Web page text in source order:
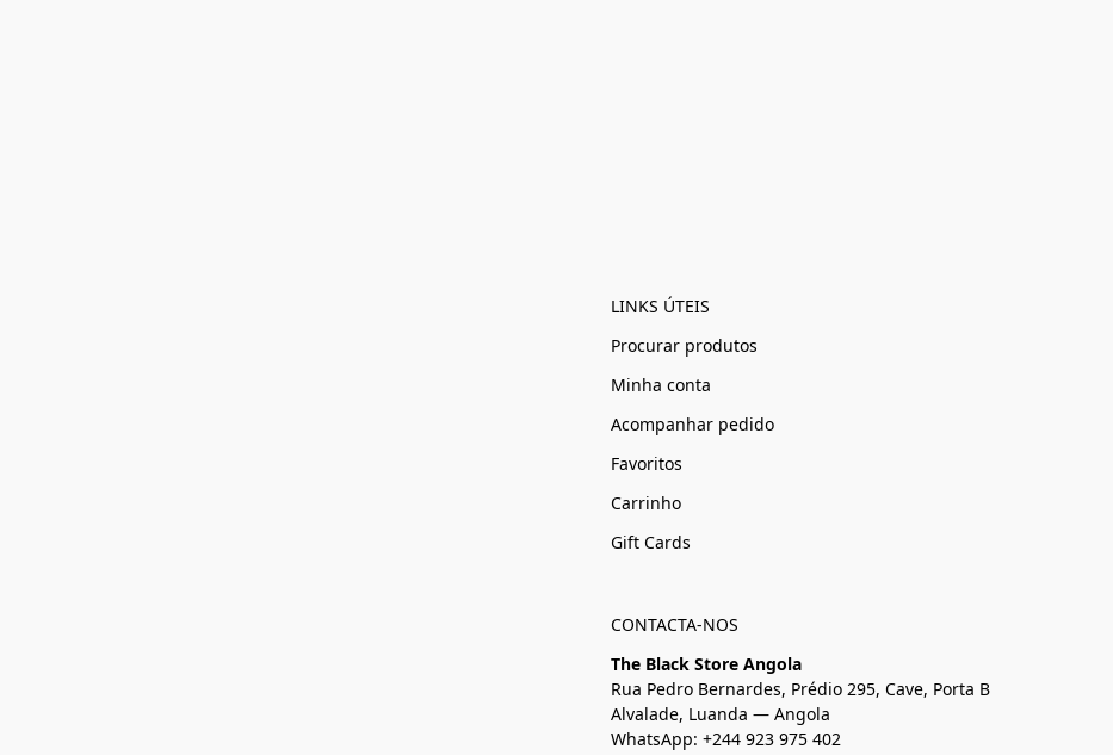
LINKS ÚTEIS
Procurar produtos
Minha conta
Acompanhar pedido
Favoritos
Carrinho
Gift Cards
CONTACTA-NOS
The Black Store Angola
Rua Pedro Bernardes, Prédio 295, Cave, Porta B
Alvalade, Luanda — Angola
WhatsApp: +244 923 975 402